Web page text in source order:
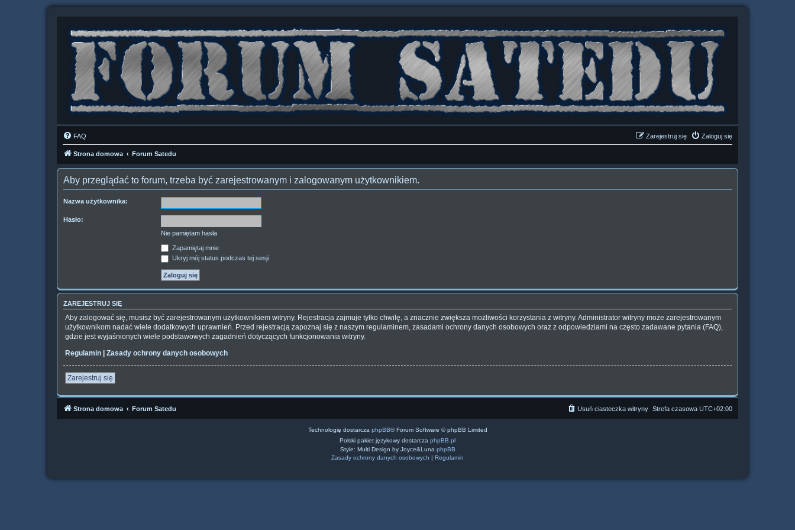
FAQ Zaloguj się
Zarejestruj się
Strona domowa Forum Satedu
Aby przeglądać to forum, trzeba być zarejestrowanym i zalogowanym użytkownikiem.
Nazwa użytkownika:
Hasło:
Nie pamiętam hasła
Zapamiętaj mnie
Ukryj mój status podczas tej sesji
ZAREJESTRUJ SIĘ
Aby zalogować się, musisz być zarejestrowanym użytkownikiem witryny. Rejestracja zajmuje tylko chwilę, a znacznie zwiększa możliwości korzystania z witryny. Administrator witryny może zarejestrowanym
użytkownikom nadać wiele dodatkowych uprawnień. Przed rejestracją zapoznaj się z naszym regulaminem, zasadami ochrony danych osobowych oraz z odpowiedziami na często zadawane pytania (FAQ),
gdzie jest wyjaśnionych wiele podstawowych zagadnień dotyczących funkcjonowania witryny.
Regulamin | Zasady ochrony danych osobowych
Zarejestruj się
Strona domowa Forum Satedu Strefa czasowa UTC+02:00
Usuń ciasteczka witryny
Technologię dostarcza phpBB® Forum Software © phpBB Limited
Polski pakiet językowy dostarcza phpBB.pl
Style: Multi Design by Joyce&Luna phpBB
Zasady ochrony danych osobowych | Regulamin